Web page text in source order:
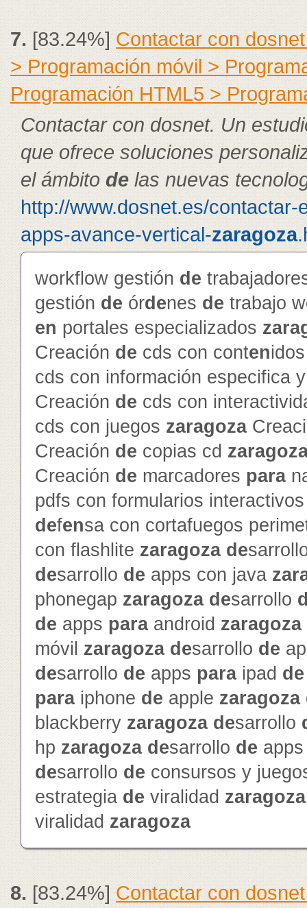
7. [83.24%]Contactar con
> Programación móvil >
Programación HTML5 >
Contactar con dosnet. Un
que ofrece soluciones
el ámbitode las nuevas
http://www.dosnet.es/contactar-
apps-avance-vertical-zaragoza
workflow gestión de
gestión de órdenes de trabajo
en portales especializados
Creación de cds con conten
cds con información especifica
Creación de cds con
cds con juegos zaragoza
Creación de copias cd
Creación de marcadores para
pdfs con formularios
defensa con cortafuegos
con flashlite zaragoza de
desarrollo de apps con java
phonegap zaragoza desarrollo
de apps paraandroid zaragoza
móvil zaragoza desarrollo de
desarrollo de apps paraipad de
paraiphone de apple zaragoza
blackberry zaragoza desarrollo
hp zaragoza desarrollo de
desarrollo de consursos y
estrategia de viralidad zaragoza
viralidad zaragoza
8. [83.24%] Contactar con